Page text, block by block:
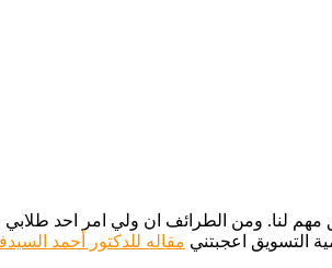
مهم لنا. ومن الطرائف ان ولي امر احد
التسويق اعجبتني مقاله للدكتور أحمد السيدفي ٠٨ اكتوبر